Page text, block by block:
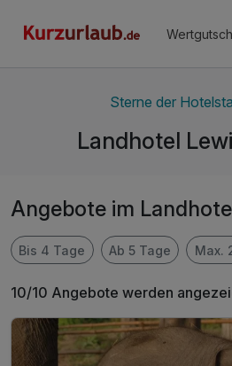
Sterne der
Landhotel
Angebote im
Bis 4 Tage Ab 5 Tage Max.
10/10 Angebote werden